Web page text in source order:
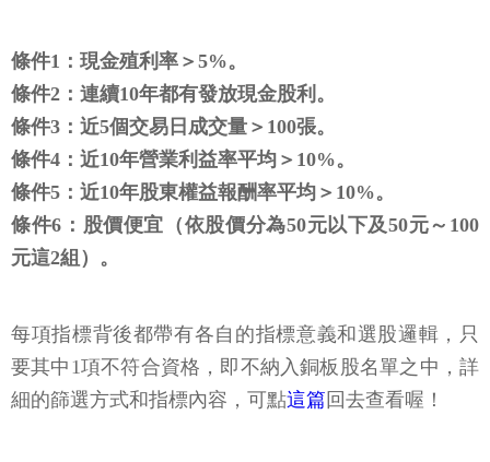
條件1：現金殖利率＞5%。
條件2：連續10年都有發放現金股利。
條件3：近5個交易日成交量＞100張。
條件4：近10年營業利益率平均＞10%。
條件5：近10年股東權益報酬率平均＞10%。
條件6：股價便宜（依股價分為50元以下及50元～100
元這2組）。
每項指標背後都帶有各自的指標意義和選股邏輯，只
要其中1項不符合資格，即不納入銅板股名單之中，詳
細的篩選方式和指標內容，可點這篇 回去查看喔！